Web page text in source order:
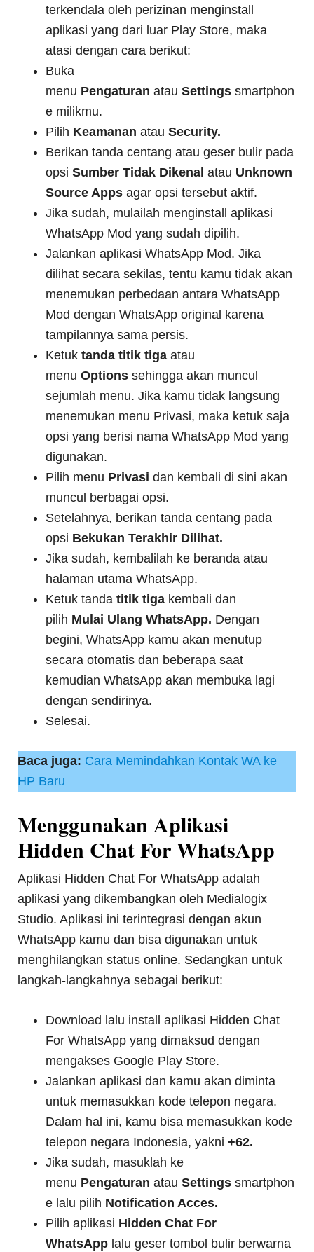
terkendala oleh perizinan menginstall
aplikasi yang dari luar Play Store, maka
atasi dengan cara berikut:
Buka
menu PengaturanatauSettingssmartphon
e milikmu.
Pilih KeamananatauSecurity.
Berikan tanda centang atau geser bulir pada
opsiSumber Tidak Dikenalatau Unknown
Source Appsagar opsi tersebut aktif.
Jika sudah, mulailah menginstall aplikasi
WhatsApp Mod yang sudah dipilih.
Jalankan aplikasi WhatsApp Mod. Jika
dilihat secara sekilas, tentu kamu tidak akan
menemukan perbedaan antara WhatsApp
Mod dengan WhatsApp original karena
tampilannya sama persis.
Ketuktanda titik tigaatau
menuOptionssehingga akan muncul
sejumlah menu. Jika kamu tidak langsung
menemukan menu Privasi, maka ketuk saja
opsi yang berisi nama WhatsApp Mod yang
digunakan.
Pilih menu Privasidan kembali di sini akan
muncul berbagai opsi.
Setelahnya, berikan tanda centang pada
opsi Bekukan Terakhir Dilihat.
Jika sudah, kembalilah ke beranda atau
halaman utama WhatsApp.
Ketuk tandatitik tiga kembali dan
pilih Mulai Ulang WhatsApp. Dengan
begini, WhatsApp kamu akan menutup
secara otomatis dan beberapa saat
kemudian WhatsApp akan membuka lagi
dengan sendirinya.
Selesai.
Baca juga: Cara Memindahkan Kontak WA ke
HP Baru
Menggunakan Aplikasi
Hidden Chat For WhatsApp
Aplikasi Hidden Chat For WhatsApp adalah
aplikasi yang dikembangkan oleh Medialogix
Studio. Aplikasi ini terintegrasi dengan akun
WhatsApp kamu dan bisa digunakan untuk
menghilangkan status online. Sedangkan untuk
langkah-langkahnya sebagai berikut:
Download lalu install aplikasi Hidden Chat
For WhatsApp yang dimaksud dengan
mengakses Google Play Store.
Jalankan aplikasi dan kamu akan diminta
untuk memasukkan kode telepon negara.
Dalam hal ini, kamu bisa memasukkan kode
telepon negara Indonesia, yakni+62.
Jika sudah, masuklah ke
menu PengaturanatauSettingssmartphon
e lalu pilih Notification Acces.
Pilih aplikasi Hidden Chat For
WhatsApp lalu geser tombol bulir berwarna